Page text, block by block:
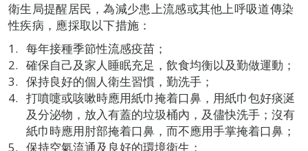
衛生局提醒居民，為減少患上流感或其他上呼吸道傳染
性疾病，應採取以下措施：
每年接種季節性流感疫苗；
確保自己及家人睡眠充足，飲食均衡以及勤做運動；
保持良好的個人衛生習慣，勤洗手；
打噴嚏或咳嗽時應用紙巾掩着口鼻，用紙巾包好痰涎
及分泌物，放入有蓋的垃圾桶內，及儘快洗手；沒有
紙巾時應用肘部掩着口鼻，而不應用手掌掩着口鼻；
保持空氣流通及良好的環境衛生；